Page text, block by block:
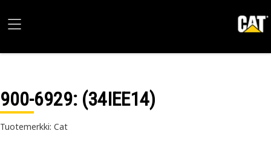
900-6929: (34IEE14)
Tuotemerkki: Cat